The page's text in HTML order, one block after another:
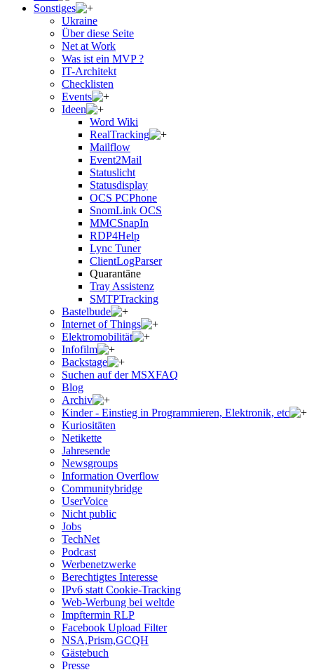
Sonstiges
Ukraine
Über diese Seite
Net at Work
Was ist ein MVP ?
IT-Architekt
Checklisten
Events
Ideen
Word Wiki
RealTracking
Mailflow
Event2Mail
Statuslicht
Statusdisplay
OCS PCPhone
SnomLink OCS
MMCSnapIn
RDP4Help
Lync Tuner
ClientLogParser
Quarantäne
Tray Assistenz
SMTPTracking
Bastelbude
Internet of Things
Elektromobilität
Infofilm
Backstage
Suchen auf der MSXFAQ
Blog
Archiv
Kinder - Einstieg in Programmieren, Elektronik, etc
Kuriositäten
Netikette
Jahresende
Newsgroups
Information Overflow
Communitybridge
UserVoice
Nicht public
Jobs
TechNet
Podcast
Werbenetzwerke
Berechtigtes Interesse
IPv6 statt Cookie-Tracking
Web-Werbung bei weltde
Impftermin RLP
Facebook Upload Filter
NSA,Prism,GCQH
Gästebuch
Presse